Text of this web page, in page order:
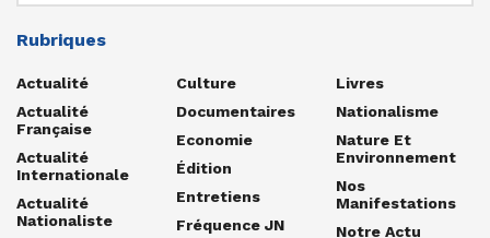
Rubriques
Actualité
Actualité
Française
Actualité
Internationale
Actualité
Nationaliste
Culture
Documentaires
Economie
Édition
Entretiens
Fréquence JN
Livres
Nationalisme
Nature Et
Environnement
Nos
Manifestations
Notre Actu